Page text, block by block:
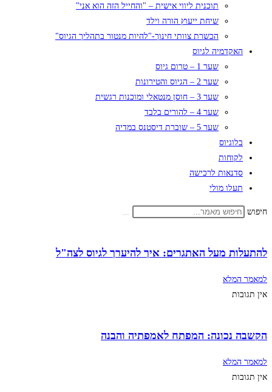
תוכנית ליווי אישית – "והחייל הזה הוא אני"
שיחת ייעוץ הורה וילד
הכשרת צוותי חינוך-"להיות מנטור בתהליך הגיוס"
האקדמיה לגיוס
שער 1 – טרום גיוס
שער 2 – הגיוס והטירונות
שער 3 – חוסן מנטאלי ומוכנות רגשית
שער 4 – להורים בלבד
שער 5 – שוברת דיסטנס במדיה
בלוגיוס
לקוחות
סדנאות לרכישה
תעלו מולי
חיפוש
להתעלות מעל האתגרים: איך להיערך לגיוס לצה"ל
למאמר המלא
אין תגובות
הקשבה נכונה: המפתח לאמפתיה והבנה
למאמר המלא
אין תגובות